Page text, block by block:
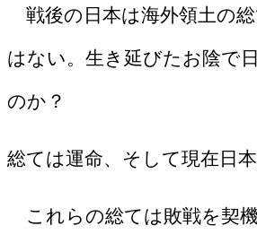
戦後の日本は海外領土の
はない。生き延びたお陰で
のか？
総ては運命、そして現在日
これらの総ては敗戦を契